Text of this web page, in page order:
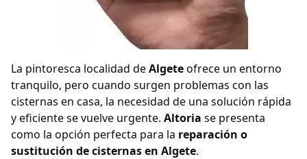
La pintoresca localidad deAlgeteofrece un entorno
tranquilo, pero cuando surgen problemas con las
cisternas en casa, la necesidad de una solución rápida
y eficiente se vuelve urgente. Altoria se presenta
como la opción perfecta para la reparación o
sustitución de cisternas en Algete.